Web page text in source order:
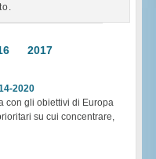
2017
2020
con gli obiettivi di Europa
su cui concentrare,